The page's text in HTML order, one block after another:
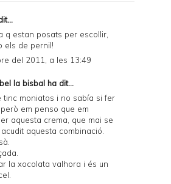
q estan posats per escollir,
els de pernil!
del 2011, a les 13:49
la bisbal ha dit...
tinc moniatos i no sabía si fer
em penso que em
aquesta crema, que mai se
aquesta combinació.
la xocolata valhora i és un